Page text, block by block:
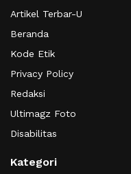
Artikel Terbar-U
Beranda
Kode Etik
Privacy Policy
Redaksi
Ultimagz Foto
Disabilitas
Kategori